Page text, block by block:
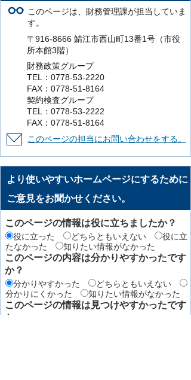
このページは、財務管理課が担当していま
す。
〒916-8666 鯖江市西山町13番1号（市役
所本館3階）
財務政策グループ
TEL：0778-53-2220
FAX：0778-51-8164
契約検査グループ
TEL：0778-53-2222
FAX：0778-51-8164
このページの担当にお問い合わせをする。
より使いやすいホームページにするために
ご意見をお聞かせください。
このページの情報は役に立ちましたか？
役に立った どちらともいえない
役に立
たなかった
知りたい情報がなかった
このページの内容は分かりやすかったです
か？
分かりやすかった
どちらともいえない
分かりにくかった
知りたい情報がなかった
このページの情報は見つけやすかったです
か